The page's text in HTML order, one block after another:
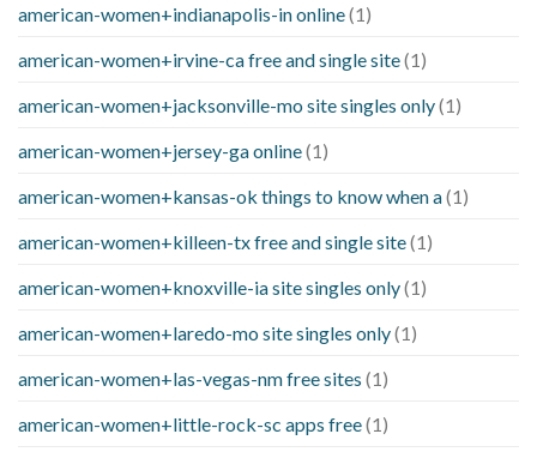
american-women+indianapolis-in online(1)
american-women+irvine-ca free and single site(1)
american-women+jacksonville-mo site singles only(1)
american-women+jersey-ga online(1)
american-women+kansas-ok things to know when a(1)
american-women+killeen-tx free and single site(1)
american-women+knoxville-ia site singles only(1)
american-women+laredo-mo site singles only(1)
american-women+las-vegas-nm free sites (1)
american-women+little-rock-sc apps free(1)